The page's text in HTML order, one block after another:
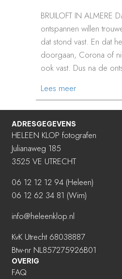
BRUILOFT IN ALMERE
ontspannen willen
dat stond vast. En dat
doorgaan, Corona of
ook vast. Dus na de
Lees meerabout
ADRESGEGEVENS
HELEEN KLOP fotografen
Julianaweg 185
3525 VE UTRECHT
06 12 12 12 94 (Heleen)
06 12 62 34 81 (Wim)
info@heleenklop.nl
KvK Utrecht 68038887
Btw-nr NL857275926B01
OVERIG
FAQ